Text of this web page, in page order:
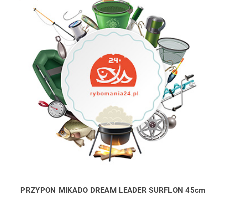
PRZYPON MIKADO DREAM LEADER SURFLON 45cm